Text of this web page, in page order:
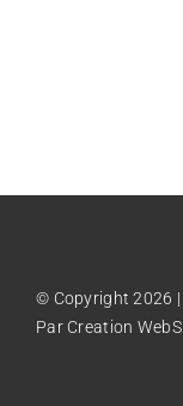
© Copyright 2026
Par Creation